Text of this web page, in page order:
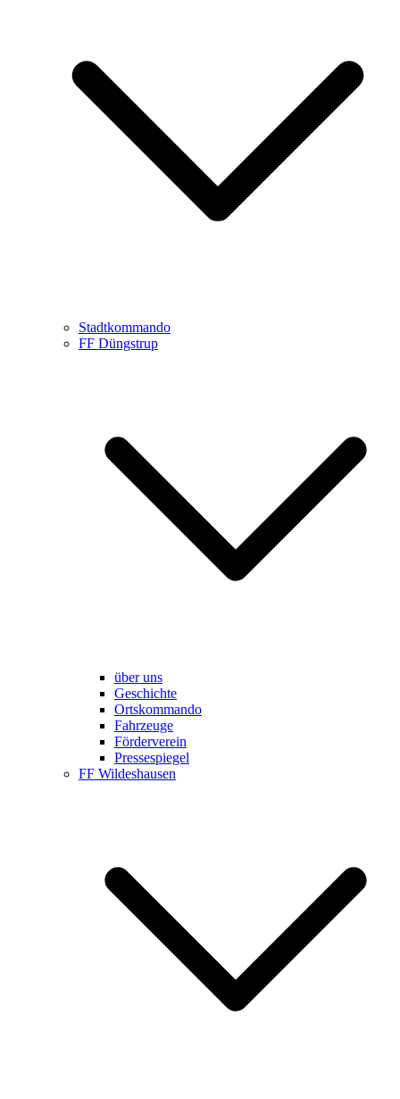
Stadtkommando
FF Düngstrup
über uns
Geschichte
Ortskommando
Fahrzeuge
Förderverein
Pressespiegel
FF Wildeshausen